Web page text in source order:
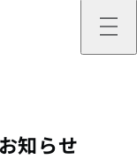
知らせ